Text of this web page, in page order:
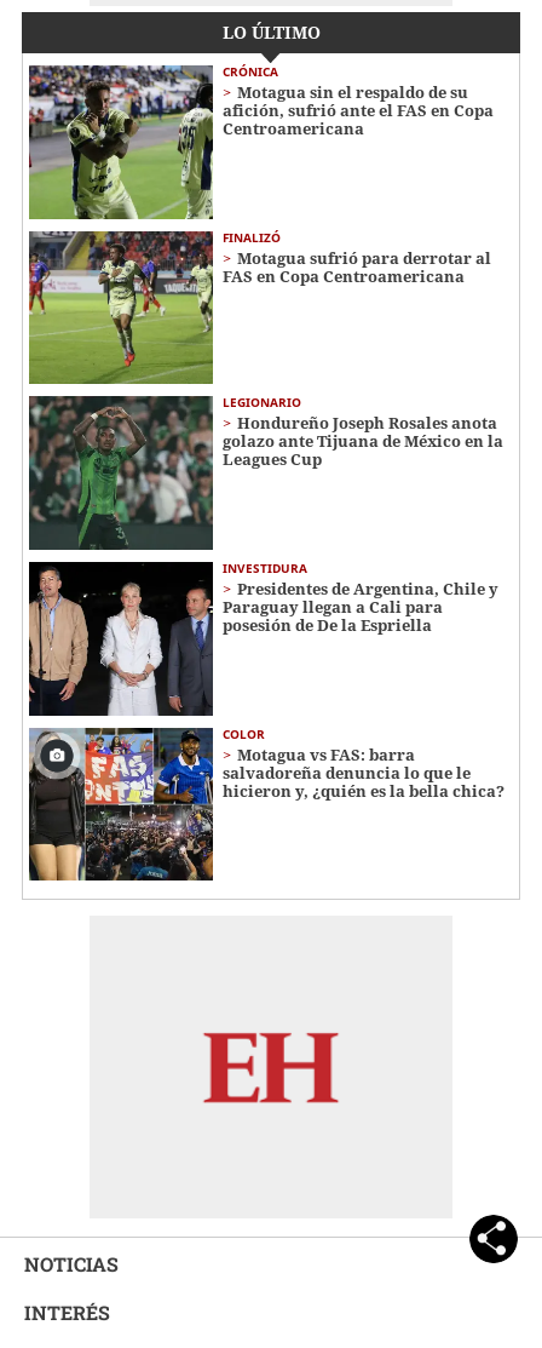
LO ÚLTIMO
CRÓNICA
Motagua sin el respaldo de su
afición, sufrió ante el FAS en Copa
Centroamericana
FINALIZÓ
Motagua sufrió para derrotar al
FAS en Copa Centroamericana
LEGIONARIO
Hondureño Joseph Rosales anota
golazo ante Tijuana de México en la
Leagues Cup
INVESTIDURA
Presidentes de Argentina, Chile y
Paraguay llegan a Cali para
posesión de De la Espriella
COLOR
Motagua vs FAS: barra
salvadoreña denuncia lo que le
hicieron y, ¿quién es la bella chica?
NOTICIAS
INTERÉS